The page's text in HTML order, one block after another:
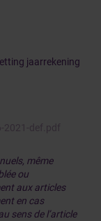
jaarrekening
2021-def.pdf
même
ou
aux articles
en cas
sens de l’article